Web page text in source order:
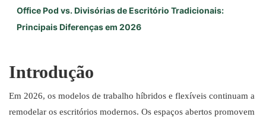
Destaques regionais:
Tendências de produtos:
1. Moldura
2. Zenbooth
5. SnapCab
6. Silêncio
7. Escritório Inteligente Mikomax
Office Pod vs. Divisórias de Escritório Tradicionais:
Principais Diferenças em 2026
Introdução
Em 2026, os modelos de trabalho híbridos e flexíveis continuam a
remodelar os escritórios modernos. Os espaços abertos promovem